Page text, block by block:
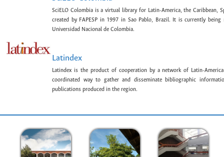
SciELO Colombia is a virtual library for Latin-America, the Caribbean,
created by FAPESP in 1997 in Sao Pablo, Brazil. It is currently being
Universidad Nacional de Colombia.
Latindex
Latindex is the product of cooperation by a network of Latin-
coordinated way to gather and disseminate bibliographic
publications produced in the region.